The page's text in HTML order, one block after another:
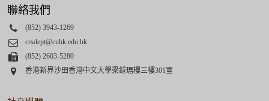
聯絡我們
Phone
(852) 3943-1269
Email
crsdept@cuhk.edu.hk
Fax(852) 2603-5280
Address
香港新界沙田香港中文大學梁銶琚樓三樓301室